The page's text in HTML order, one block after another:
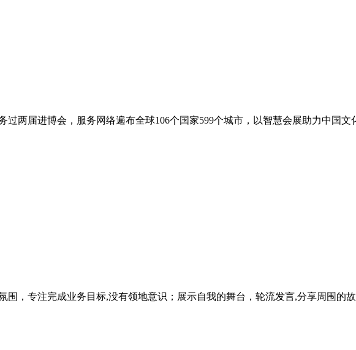
两届进博会，服务网络遍布全球106个国家599个城市，以智慧会展助力中国文
，专注完成业务目标,没有领地意识；展示自我的舞台，轮流发言,分享周围的故